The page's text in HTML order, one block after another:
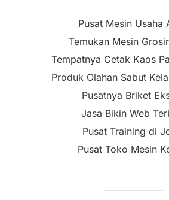
Pusat Mesin Usaha
Temukan Mesin
Tempatnya Cetak Kaos
Produk Olahan Sabut
Pusatnya Briket
Jasa Bikin Web
Pusat Training di
Pusat Toko Mesin